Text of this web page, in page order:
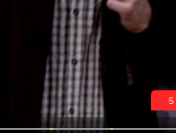
4